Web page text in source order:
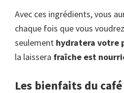
Avec ces ingrédients, vous
chaque fois que vous
seulement hydratera votre
la laissera fraîche est
Les bienfaits du café